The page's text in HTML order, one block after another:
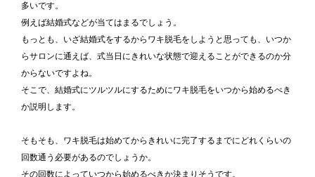
多いです。
例えば結婚式などが当てはまるでしょう。
もっとも、いざ結婚式をするからワキ脱毛をしようと思っても、いつか
らサロンに通えば、式当日にきれいな状態で迎えることができるのか分
からないですよね。
そこで、結婚式にツルツルにするためにワキ脱毛をいつから始めるべき
か説明します。
そもそも、ワキ脱毛は始めてからきれいに完了するまでにどれくらいの
回数通う必要があるのでしょうか。
その回数によっていつから始めるべきか決まりそうです。